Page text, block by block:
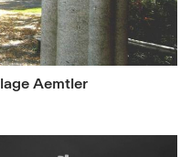
Aemtler